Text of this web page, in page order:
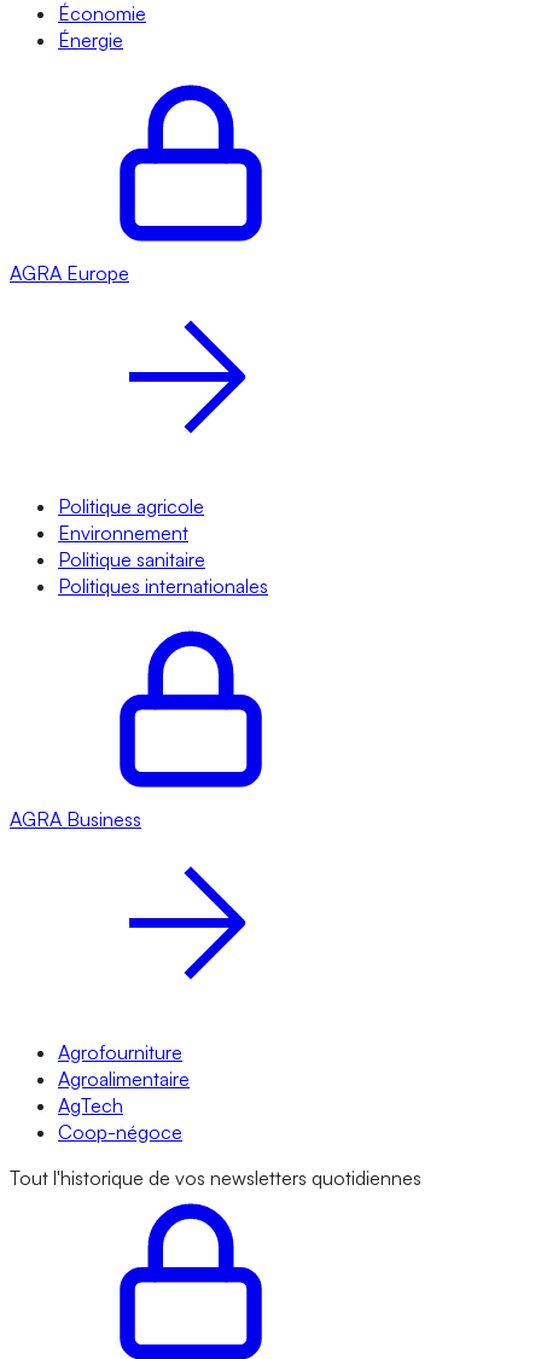
Économie
Énergie
AGRA Europe
Politique agricole
Environnement
Politique sanitaire
Politiques internationales
AGRA Business
Agrofourniture
Agroalimentaire
AgTech
Coop-négoce
Tout l'historique de vos newsletters quotidiennes